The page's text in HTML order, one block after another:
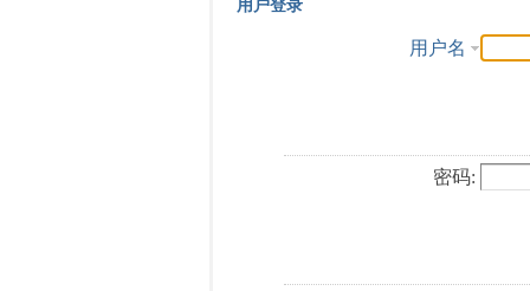
用户登录
用户名
密码: